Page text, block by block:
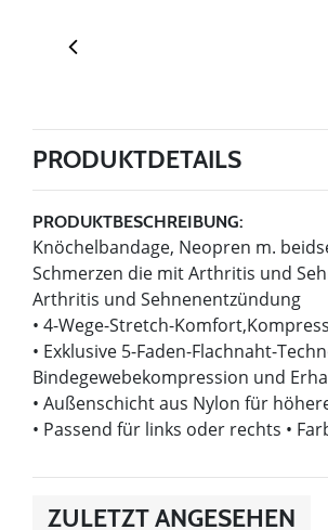
PRODUKTDETAILS
PRODUKTBESCHREIBUNG:
Knöchelbandage, Neopren m.
Schmerzen die mit Arthritis und
Arthritis und Sehnenentzündung
• 4-Wege-Stretch-
• Exklusive 5-Faden-Flachnaht-
Bindegewebekompression und
• Außenschicht aus Nylon für
• Passend für links oder rechts •
ZULETZT ANGESEHEN